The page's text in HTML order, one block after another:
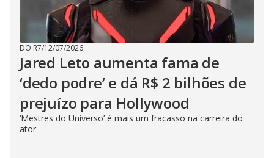
DO R7/12/07/2026
Jared Leto aumenta fama de
‘dedo podre’ e dá R$ 2 bilhões de
prejuízo para Hollywood
‘Mestres do Universo’ é mais um fracasso na carreira do
ator